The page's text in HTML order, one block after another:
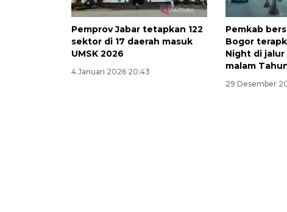
Pemprov Jabar tetapkan 122
sektor di 17 daerah masuk
UMSK 2026
4 Januari 2026 20:43
Pemkab
Bogor
Night di
malam
29 Desember